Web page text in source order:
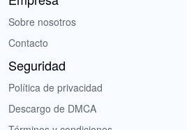
Sobre nosotros
Contacto
Seguridad
Política de privacidad
Descargo de DMCA